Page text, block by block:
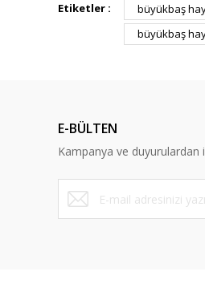
Etiketler : büyükbaş
büyükbaş
E-BÜLTEN
Kampanya ve duyurulardan